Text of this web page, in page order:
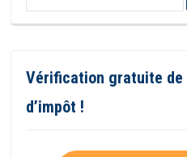
Vérification gratuite
d’impôt !